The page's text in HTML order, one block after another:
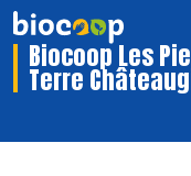
Biocoop Les
Terre